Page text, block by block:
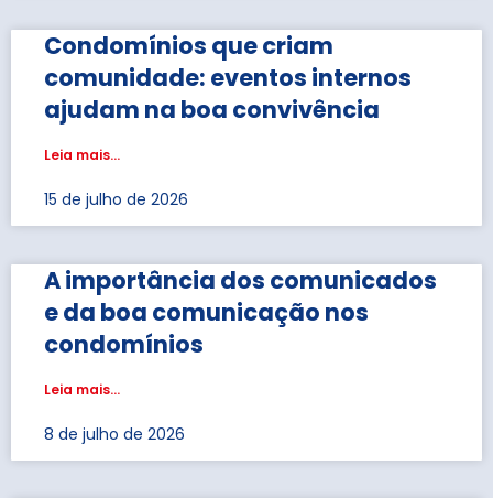
Condomínios que criam
comunidade: eventos internos
ajudam na boa convivência
Leia mais...
15 de julho de 2026
A importância dos comunicados
e da boa comunicação nos
condomínios
Leia mais...
8 de julho de 2026